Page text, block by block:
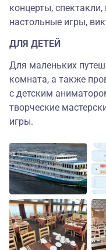
концерты,
настольные игры,
ДЛЯ ДЕТЕЙ
Для маленьких
комната, а также
с детским
творческие
игры.